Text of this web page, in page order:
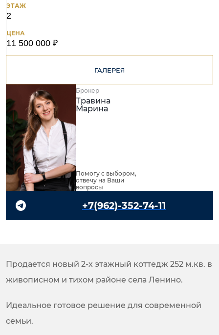
ЭТАЖ
2
ЦЕНА
11 500 000 ₽
ГАЛЕРЕЯ
Брокер
Травина
Марина
Помогу с выбором,
отвечу на Ваши
вопросы
+7(962)-352-74-11
Продается новый 2-х этажный коттедж 252 м.кв. в
живописном и тихом районе села Ленино.
Идеальное готовое решение для современной
семьи.